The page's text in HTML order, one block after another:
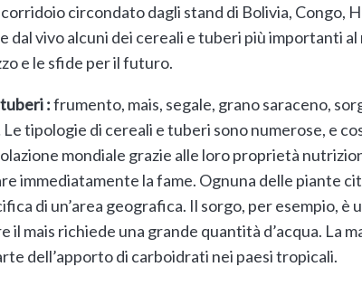
circondato dagli stand di Bolivia, Congo,
dal vivo alcuni dei cereali e tuberi più importanti
e le sfide per il futuro.
:frumento, mais, segale, grano saraceno,
tipologie di cereali e tuberi sono numerose, e
mondiale grazie alle loro proprietà
immediatamente la fame. Ognuna delle piante
di un’area geografica. Il sorgo, per esempio,
il mais richiede una grande quantità d’acqua. La
dell’apporto di carboidrati nei paesi tropicali.